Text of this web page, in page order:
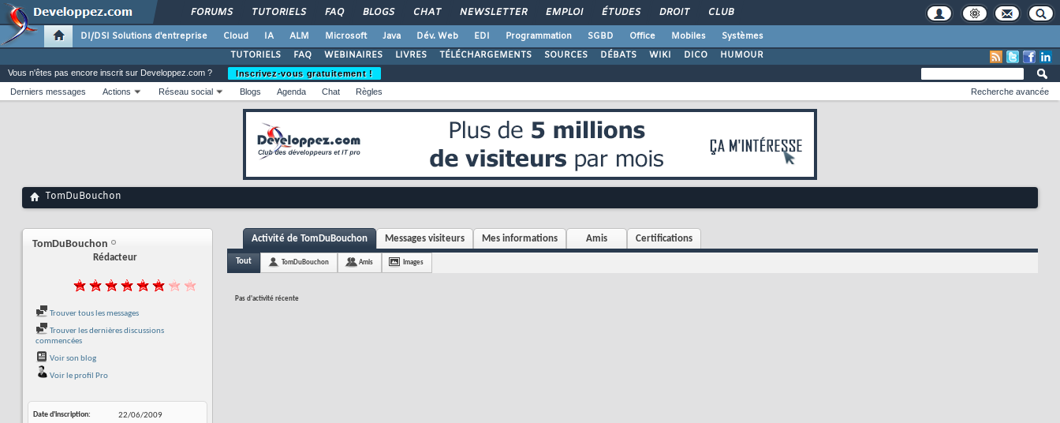
FORUMS TUTORIELS FAQ BLOGS CHAT NEWSLETTER EMPLOI ÉTUDES DROIT CLUB
DI/DSI Solutions d'entreprise Cloud IA ALM Microsoft Java Dév. Web EDI Programmation SGBD Office Mobiles
Systèmes
TUTORIELS
FAQ WEBINAIRES LIVRES TÉLÉCHARGEMENTS SOURCES DÉBATS WIKI DICO HUMOUR
Vous n'êtes pas encore inscrit sur Developpez.com ?
Inscrivez-vous gratuitement !
Derniers messages
Actions Réseau social Blogs Agenda Chat Règles Recherche avancée
TomDuBouchon
TomDuBouchon
Rédacteur
Trouver tous les messages
Trouver les dernières discussions
commencées
Voir son blog
Voir le profil Pro
Date d'inscription
22/06/2009
Activité de TomDuBouchon Messages visiteurs Mes informations Amis Certifications
Tout TomDuBouchon Amis Images
Pas d'activité récente